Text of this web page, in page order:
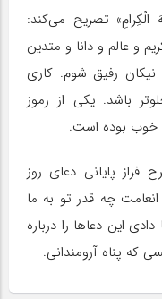
تصریح می‌کند:
و عالم و دانا و متدین
رفیق شوم. کاری
باشد. یکی از رموز
خوب بوده است.
فراز پایانی دعای روز
چه قدر تو به ما
این دعاها را درباره
که پناه آرومندانی.